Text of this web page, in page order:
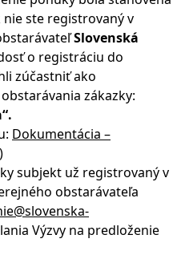
nie ste registrovaný v
Slovenská
o registráciu do
zúčastniť ako
zákazky:
Dokumentácia –
subjekt už registrovaný v
obstarávateľa
Výzvy na predloženie